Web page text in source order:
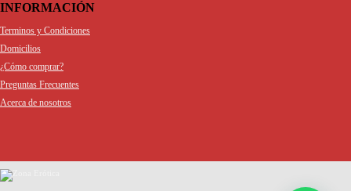
INFORMACIÓN
Terminos y Condiciones
Domicilios
¿Cómo comprar?
Preguntas Frecuentes
Acerca de nosotros